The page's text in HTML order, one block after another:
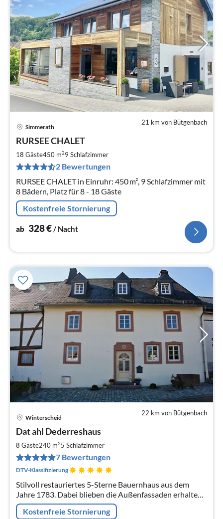
21 km von Bütgenbach
Simmerath
RURSEE CHALET
18 Gäste450 m29 Schlafzimmer
2 Bewertungen
RURSEE CHALET in Einruhr: 450 m², 9 Schlafzimmer mit
8 Bädern, Platz für 8 - 18 Gäste
Kostenfreie Stornierung
ab 328€ / Nacht
22 km von Bütgenbach
Winterscheid
Dat ahl Dederreshaus
8 Gäste240 m25 Schlafzimmer
7 Bewertungen
DTV-Klassifizierung
Stilvoll restauriertes 5-Sterne Bauernhaus aus dem
Jahre 1783. Dabei blieben die Außenfassaden erhalten
und im Inneren wurde nach neuestem Standard
ausgebaut.
Kostenfreie Stornierung